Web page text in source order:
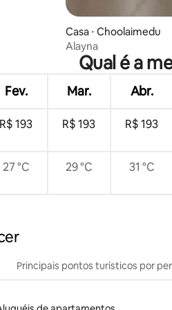
Casa ⋅ Choolaimedu
Alayna
Qual é a
Fev. Mar. Abr.
R$ 193 R$ 193 R$ 193
27 °C 29 °C 31 °C
Principais pontos turísticos por